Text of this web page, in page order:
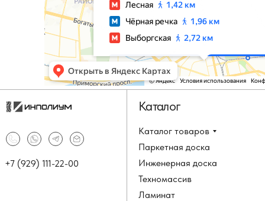
Каталог товаров
Паркетная доска
Инженерная доска
Техномассив
+7 (929) 111-22-00
Каталог
Ламинат